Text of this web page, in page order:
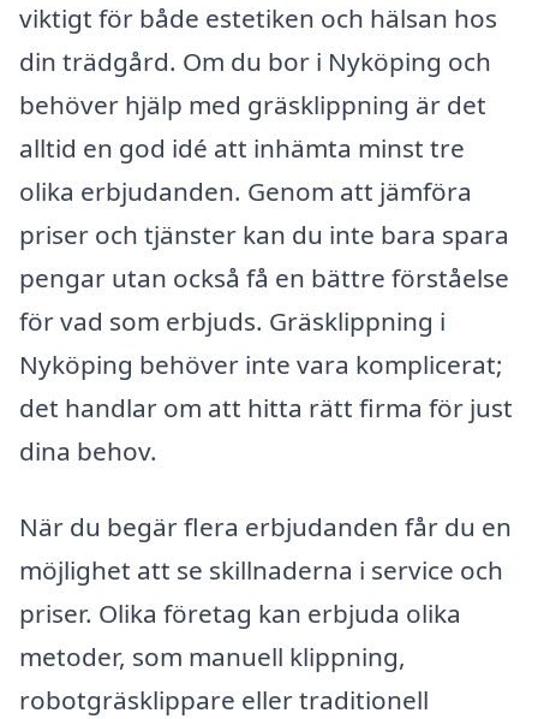
viktigt för både estetiken och hälsan hos
din trädgård. Om du bor i Nyköping och
behöver hjälp med gräsklippning är det
alltid en god idé att inhämta minst tre
olika erbjudanden. Genom att jämföra
priser och tjänster kan du inte bara spara
pengar utan också få en bättre förståelse
för vad som erbjuds. Gräsklippning i
Nyköping behöver inte vara komplicerat;
det handlar om att hitta rätt firma för just
dina behov.
När du begär flera erbjudanden får du en
möjlighet att se skillnaderna i service och
priser. Olika företag kan erbjuda olika
metoder, som manuell klippning,
robotgräsklippare eller traditionell